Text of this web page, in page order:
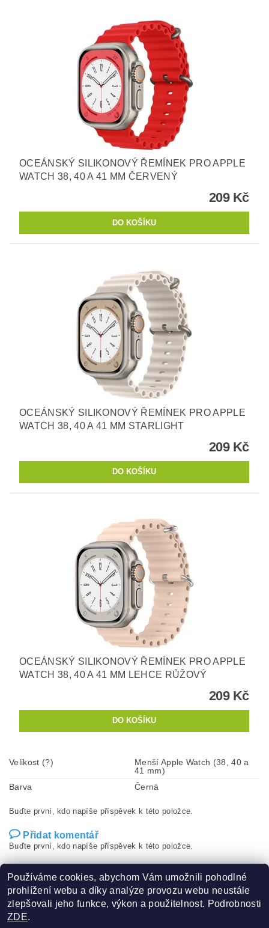
OCEÁNSKÝ SILIKONOVÝ ŘEMÍNEK PRO APPLE
WATCH 38, 40 A 41 MM ČERVENÝ
209 Kč
OCEÁNSKÝ SILIKONOVÝ ŘEMÍNEK PRO APPLE
WATCH 38, 40 A 41 MM STARLIGHT
209 Kč
OCEÁNSKÝ SILIKONOVÝ ŘEMÍNEK PRO APPLE
WATCH 38, 40 A 41 MM LEHCE RŮŽOVÝ
209 Kč
Velikost (?)
Menší Apple Watch (38, 40 a
41 mm)
Barva
Černá
Buďte první, kdo napíše příspěvek k této položce.
Přidat komentář
Buďte první, kdo napíše příspěvek k této položce.
Používáme cookies, abychom Vám umožnili pohodlné
prohlížení webu a díky analýze provozu webu neustále
zlepšovali jeho funkce, výkon a použitelnost. Podrobnosti
ZDE.